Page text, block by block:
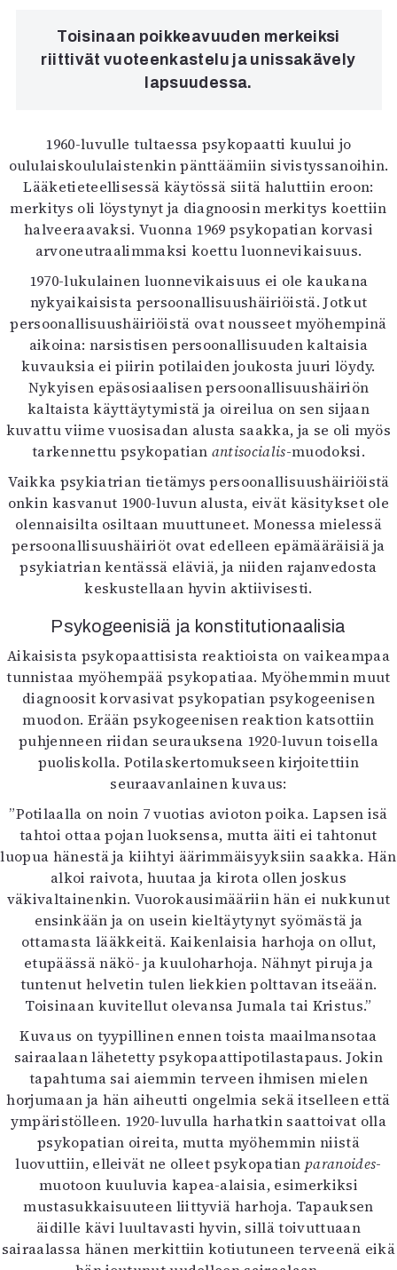
Toisinaan poikkeavuuden merkeiksi
riittivät vuoteenkastelu ja unissakävely
lapsuudessa.
1960-luvulle tultaessa psykopaatti kuului jo
oululaiskoululaistenkin pänttäämiin sivistyssanoihin.
Lääketieteellisessä käytössä siitä haluttiin eroon:
merkitys oli löystynyt ja diagnoosin merkitys koettiin
halveeraavaksi. Vuonna 1969 psykopatian korvasi
arvoneutraalimmaksi koettu luonnevikaisuus.
1970-lukulainen luonnevikaisuus ei ole kaukana
nykyaikaisista persoonallisuushäiriöistä. Jotkut
persoonallisuushäiriöistä ovat nousseet myöhempinä
aikoina: narsistisen persoonallisuuden kaltaisia
kuvauksia ei piirin potilaiden joukosta juuri löydy.
Nykyisen epäsosiaalisen persoonallisuushäiriön
kaltaista käyttäytymistä ja oireilua on sen sijaan
kuvattu viime vuosisadan alusta saakka, ja se oli myös
tarkennettu psykopatian antisocialis-muodoksi.
Vaikka psykiatrian tietämys persoonallisuushäiriöistä
onkin kasvanut 1900-luvun alusta, eivät käsitykset ole
olennaisilta osiltaan muuttuneet. Monessa mielessä
persoonallisuushäiriöt ovat edelleen epämääräisiä ja
psykiatrian kentässä eläviä, ja niiden rajanvedosta
keskustellaan hyvin aktiivisesti.
Psykogeenisiä ja konstitutionaalisia
Aikaisista psykopaattisista reaktioista on vaikeampaa
tunnistaa myöhempää psykopatiaa. Myöhemmin muut
diagnoosit korvasivat psykopatian psykogeenisen
muodon. Erään psykogeenisen reaktion katsottiin
puhjenneen riidan seurauksena 1920-luvun toisella
puoliskolla. Potilaskertomukseen kirjoitettiin
seuraavanlainen kuvaus:
”Potilaalla on noin 7 vuotias avioton poika. Lapsen isä
tahtoi ottaa pojan luoksensa, mutta äiti ei tahtonut
luopua hänestä ja kiihtyi äärimmäisyyksiin saakka. Hän
alkoi raivota, huutaa ja kirota ollen joskus
väkivaltainenkin. Vuorokausimääriin hän ei nukkunut
ensinkään ja on usein kieltäytynyt syömästä ja
ottamasta lääkkeitä. Kaikenlaisia harhoja on ollut,
etupäässä näkö- ja kuuloharhoja. Nähnyt piruja ja
tuntenut helvetin tulen liekkien polttavan itseään.
Toisinaan kuvitellut olevansa Jumala tai Kristus.”
Kuvaus on tyypillinen ennen toista maailmansotaa
sairaalaan lähetetty psykopaattipotilastapaus. Jokin
tapahtuma sai aiemmin terveen ihmisen mielen
horjumaan ja hän aiheutti ongelmia sekä itselleen että
ympäristölleen. 1920-luvulla harhatkin saattoivat olla
psykopatian oireita, mutta myöhemmin niistä
luovuttiin, elleivät ne olleet psykopatian paranoides-
muotoon kuuluvia kapea-alaisia, esimerkiksi
mustasukkaisuuteen liittyviä harhoja. Tapauksen
äidille kävi luultavasti hyvin, sillä toivuttuaan
sairaalassa hänen merkittiin kotiutuneen terveenä eikä